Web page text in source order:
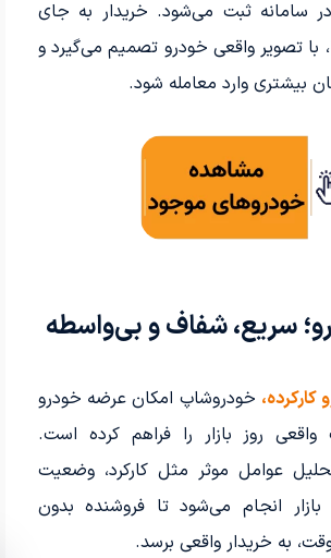
سامانه ثبت می‌شود. خریدار به جای
با تصویر واقعی خودرو تصمیم می‌گیرد و
بیشتری وارد معامله شود.
سریع، شفاف و بی‌واسطه
خودروشاپ امکان عرضه خودرو
روز بازار را فراهم کرده است.
عوامل موثر مثل کارکرد، وضعیت
انجام می‌شود تا فروشنده بدون
به خریدار واقعی برسد.